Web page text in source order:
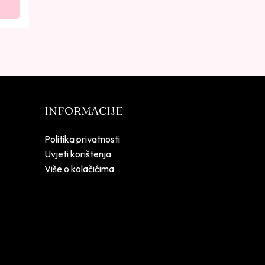
INFORMACIJE
Politika privatnosti
Uvjeti korištenja
Više o kolačićima